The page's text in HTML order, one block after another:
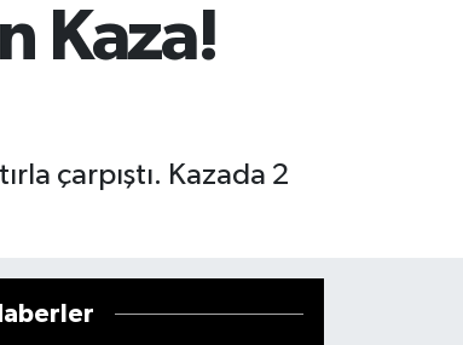
Kaza!
çarpıştı. Kazada 2